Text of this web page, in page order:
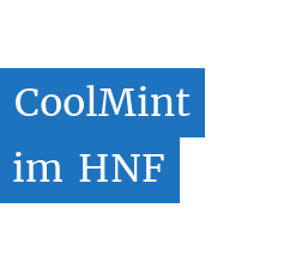
CoolMint
im HNF